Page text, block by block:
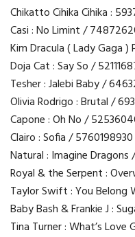
Chikatto Cihika Cihika :
Casi : No Limint /
Kim Dracula ( Lady Gaga
Doja Cat : Say So /
Tesher : Jalebi Baby /
Olivia Rodrigo : Brutal /
Capone : Oh No /
Clairo : Sofia / 5760198930
Natural : Imagine Dragons
Royal & the Serpent :
Taylor Swift : You
Baby Bash & Frankie J :
Tina Turner : What’s